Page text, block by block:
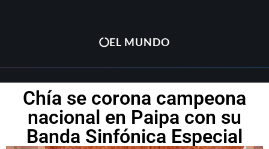
EL MUNDO
Chía se corona campeona
nacional en Paipa con su
Banda Sinfónica Especial